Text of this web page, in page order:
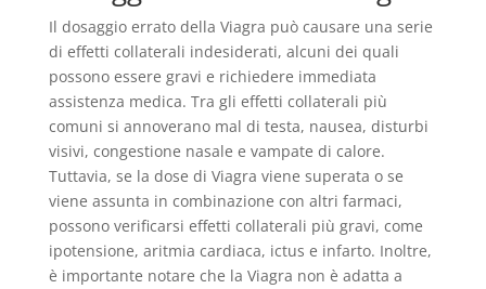
Il dosaggio errato della Viagra può causare una serie
di effetti collaterali indesiderati, alcuni dei quali
possono essere gravi e richiedere immediata
assistenza medica. Tra gli effetti collaterali più
comuni si annoverano mal di testa, nausea, disturbi
visivi, congestione nasale e vampate di calore.
Tuttavia, se la dose di Viagra viene superata o se
viene assunta in combinazione con altri farmaci,
possono verificarsi effetti collaterali più gravi, come
ipotensione, aritmia cardiaca, ictus e infarto. Inoltre,
è importante notare che la Viagra non è adatta a